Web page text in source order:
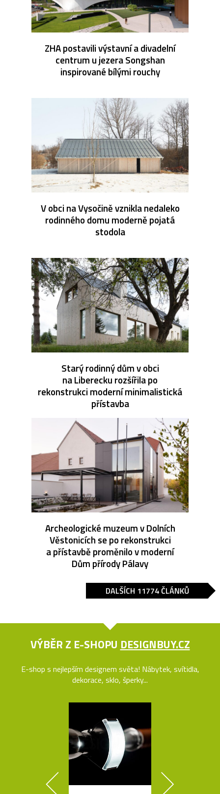
ZHA postavili výstavní a divadelní
centrum u jezera Songshan
inspirované bílými rouchy
V obci na Vysočině vznikla nedaleko
rodinného domu moderně pojatá
stodola
Starý rodinný dům v obci
na Liberecku rozšířila po
rekonstrukci moderní minimalistická
přístavba
Archeologické muzeum v Dolních
Věstonicích se po rekonstrukci
a přístavbě proměnilo v moderní
Dům přírody Pálavy
DALŠÍCH 11774 ČLÁNKŮ
VÝBĚR Z E-SHOPU DESIGNBUY.CZ
E-shop s nejlepším designem světa! Nábytek, svítidla,
dekorace, sklo, šperky...